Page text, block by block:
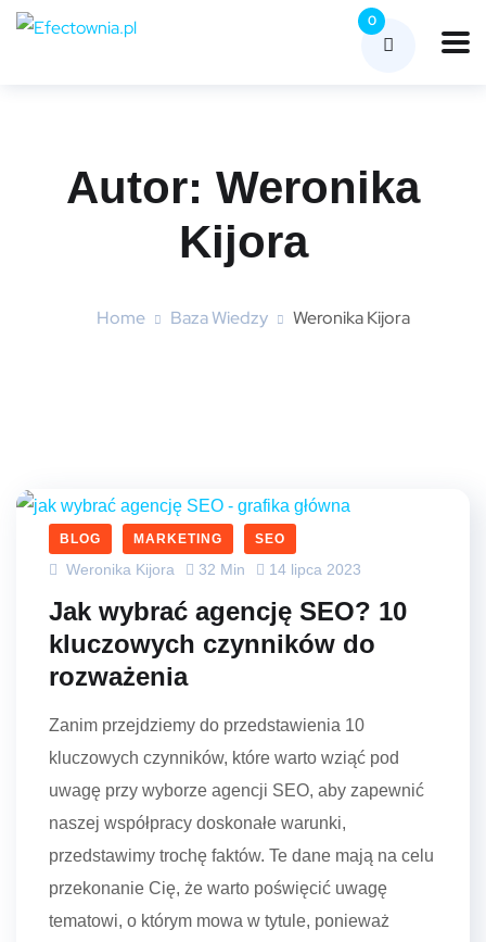
0
Autor: Weronika
Kijora
Home Baza Wiedzy Weronika Kijora
BLOG MARKETING SEO
Weronika Kijora 32 Min 14 lipca 2023
Jak wybrać agencję SEO? 10
kluczowych czynników do
rozważenia
Zanim przejdziemy do przedstawienia 10
kluczowych czynników, które warto wziąć pod
uwagę przy wyborze agencji SEO, aby zapewnić
naszej współpracy doskonałe warunki,
przedstawimy trochę faktów. Te dane mają na celu
przekonanie Cię, że warto poświęcić uwagę
tematowi, o którym mowa w tytule, ponieważ